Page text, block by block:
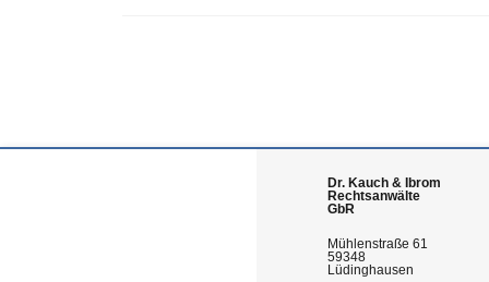
Dr. Kauch & Ibrom
Rechtsanwälte
GbR
Mühlenstraße 61
59348
Lüdinghausen